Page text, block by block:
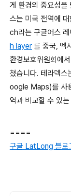
게 환경의 중요성을
스는 미국 전역에
ch라는 구글어스 레
h layer 를 중국, 멕
환경보호위원회에
쳤습니다. 테라덱
oogle Maps)를 사
역과 비교할 수 있는
====
구글 LatLong 블